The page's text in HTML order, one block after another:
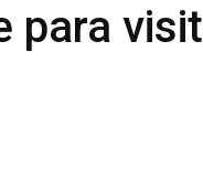
para